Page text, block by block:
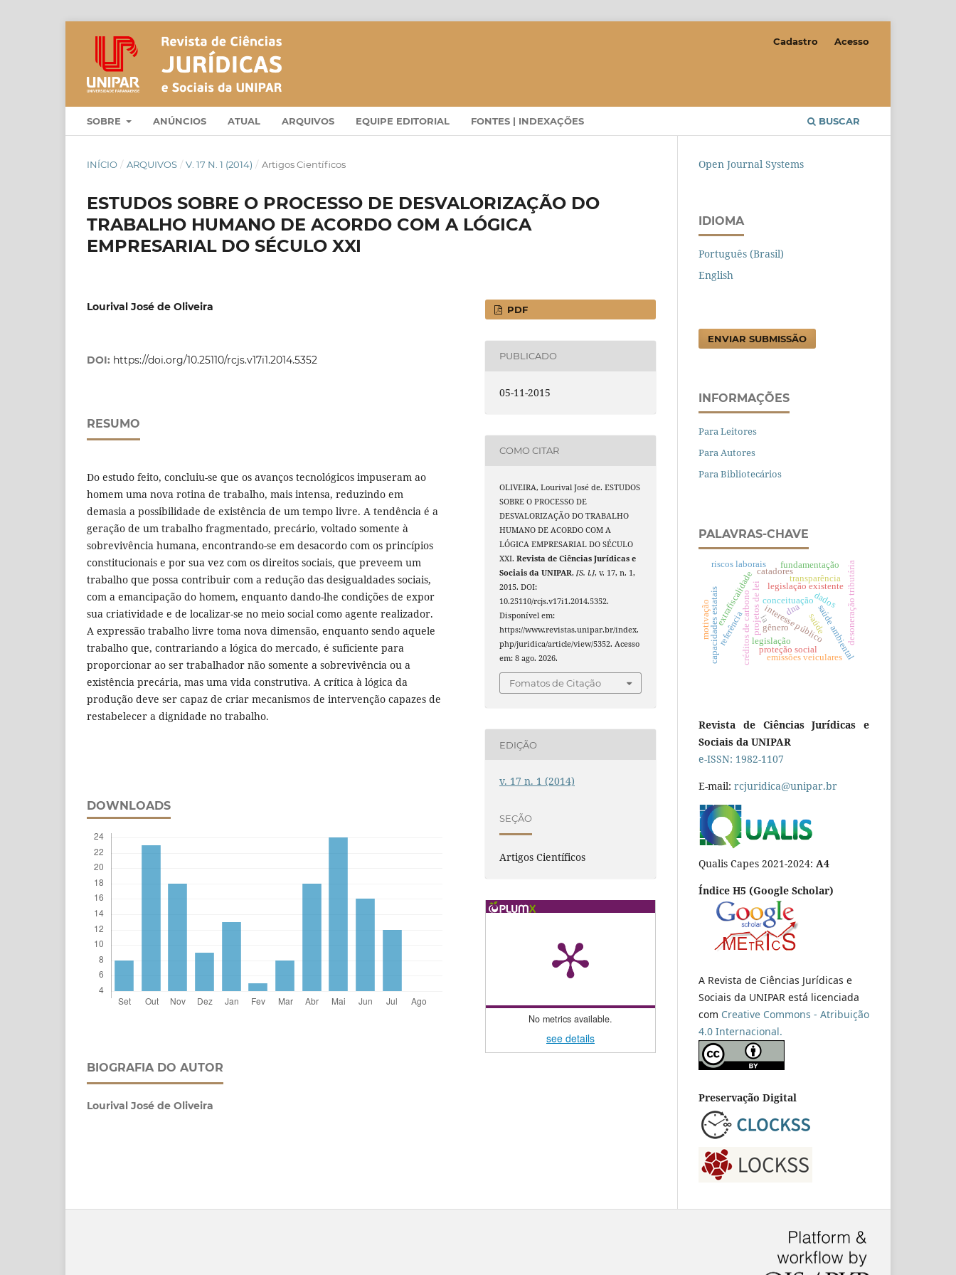
SOBRE ANÚNCIOS ATUAL ARQUIVOS EQUIPE EDITORIAL FONTES | INDEXAÇÕES BUSCAR
Cadastro Acesso
INÍCIO / ARQUIVOS / V. 17 N. 1 (2014) / Artigos Científicos
ESTUDOS SOBRE O PROCESSO DE DESVALORIZAÇÃO DO
TRABALHO HUMANO DE ACORDO COM A LÓGICA
EMPRESARIAL DO SÉCULO XXI
Lourival José de Oliveira
DOI: https://doi.org/10.25110/rcjs.v17i1.2014.5352
RESUMO
Do estudo feito, concluiu-se que os avanços tecnológicos impuseram ao
homem uma nova rotina de trabalho, mais intensa, reduzindo em
demasia a possibilidade de existência de um tempo livre. A tendência é a
geração de um trabalho fragmentado, precário, voltado somente à
sobrevivência humana, encontrando-se em desacordo com os princípios
constitucionais e por sua vez com os direitos sociais, que preveem um
trabalho que possa contribuir com a redução das desigualdades sociais,
com a emancipação do homem, enquanto dando-lhe condições de expor
sua criatividade e de localizar-se no meio social como agente realizador.
A expressão trabalho livre toma nova dimensão, enquanto sendo aquele
trabalho que, contrariando a lógica do mercado, é suficiente para
proporcionar ao ser trabalhador não somente a sobrevivência ou a
existência precária, mas uma vida construtiva. A crítica à lógica da
produção deve ser capaz de criar mecanismos de intervenção capazes de
restabelecer a dignidade no trabalho.
DOWNLOADS
BIOGRAFIA DO AUTOR
Lourival José de Oliveira
PDF
PUBLICADO
05-11-2015
COMO CITAR
OLIVEIRA, Lourival José de. ESTUDOS
SOBRE O PROCESSO DE
DESVALORIZAÇÃO DO TRABALHO
HUMANO DE ACORDO COM A
LÓGICA EMPRESARIAL DO SÉCULO
XXI.Revista de Ciências Jurídicas e
Sociais da UNIPAR,[S. l.], v. 17, n. 1,
2015. DOI:
10.25110/rcjs.v17i1.2014.5352.
Disponível em:
https://www.revistas.unipar.br/index.
php/juridica/article/view/5352. Acesso
em: 8 ago. 2026.
Fomatos de Citação
EDIÇÃO
v. 17 n. 1 (2014)
SEÇÃO
Artigos Científicos
No metrics available.
see details
Open Journal Systems
IDIOMA
Português (Brasil)
English
ENVIAR SUBMISSÃO
INFORMAÇÕES
Para Leitores
Para Autores
Para Bibliotecários
PALAVRAS-CHAVE
créditos de carbono conceituação
legislação existente
projetos de leiinteresse público
extrafiscalidade desoneração tributária
legislação
proteção social
capacidades estatais
transparência
catadores
saúdesaúde ambiental
riscos laborais
gênero
fundamentação
referência
motivação dados
emissões veiculares
ia
dna
Revista de Ciências Jurídicas e
Sociais da UNIPAR
e-ISSN: 1982-1107
E-mail: rcjuridica@unipar.br
Qualis Capes 2021-2024: A4
Índice H5 (Google Scholar)
A Revista de Ciências Jurídicas e
Sociais da UNIPAR está licenciada
com Creative Commons - Atribuição
4.0 Internacional.
Preservação Digital